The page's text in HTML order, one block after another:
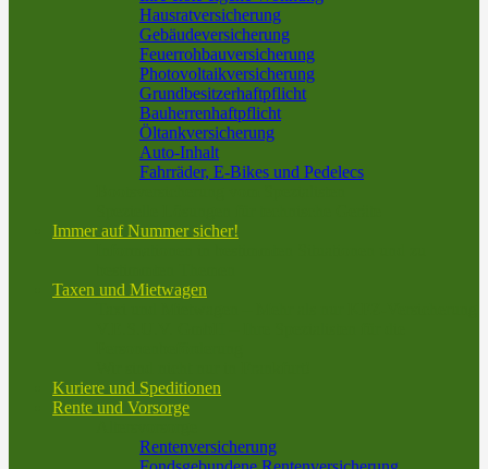
Hausratversicherung
Gebäudeversicherung
Feuerrohbauversicherung
Photovoltaikversicherung
Grundbesitzerhaftpflicht
Bauherrenhaftpflicht
Öltankversicherung
Auto-Inhalt
Fahrräder, E-Bikes und Pedelecs
Immer auf Nummer sicher!
Taxen und Mietwagen
Kuriere und Speditionen
Rente und Vorsorge
Rentenversicherung